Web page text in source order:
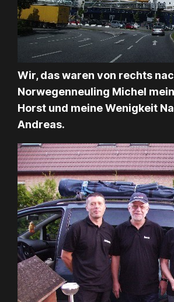
Wir, das waren von rechts
Norwegenneuling Michel
Horst und meine Wenigkeit
Andreas.